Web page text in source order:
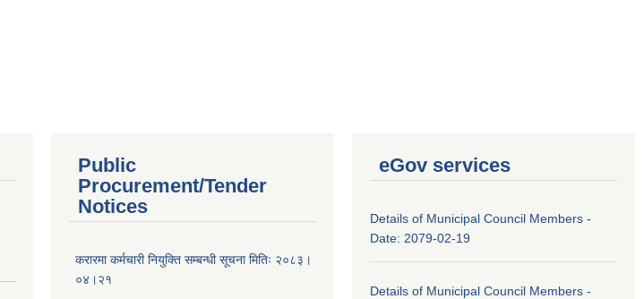
Public
Procurement/Tender
Notices
करारमा कर्मचारी नियुक्ति सम्बन्धी सूचना मितिः २०८३।
०४।२१
eGov services
Details of Municipal Council Members -
Date: 2079-02-19
Details of Municipal Council Members -